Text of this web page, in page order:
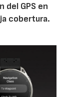
del GPS en
cobertura.